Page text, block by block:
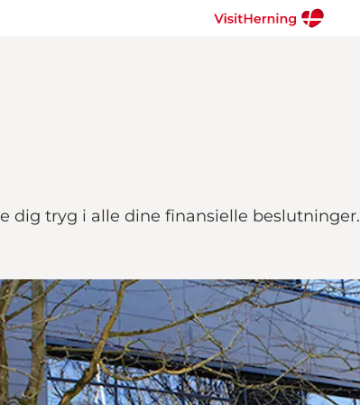
dig tryg i alle dine finansielle beslutninger.